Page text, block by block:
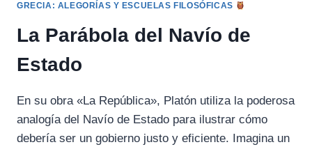
GRECIA: ALEGORÍAS Y ESCUELAS FILOSÓFICAS
La Parábola del Navío de
Estado
En su obra «La República», Platón utiliza la poderosa
analogía del Navío de Estado para ilustrar cómo
debería ser un gobierno justo y eficiente. Imagina un